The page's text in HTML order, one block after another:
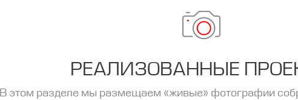
РЕАЛИЗОВАННЫЕ
В этом разделе мы размещаем «живые» фотографии